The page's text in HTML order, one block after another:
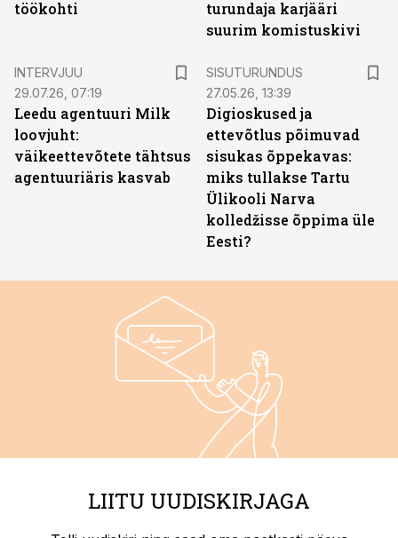
töökohti
turundaja karjääri
suurim komistuskivi
INTERVJUU
29.07.26, 07:19
Leedu agentuuri Milk
loovjuht:
väikeettevõtete tähtsus
agentuuriäris kasvab
SISUTURUNDUS
27.05.26, 13:39
Digioskused ja
ettevõtlus põimuvad
sisukas õppekavas:
miks tullakse Tartu
Ülikooli Narva
kolledžisse õppima üle
Eesti?
LIITU UUDISKIRJAGA